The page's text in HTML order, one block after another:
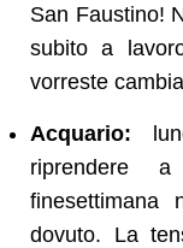
San Faustino!
subito a
vorreste
Acquario:
riprendere
finesettimana
dovuto. La